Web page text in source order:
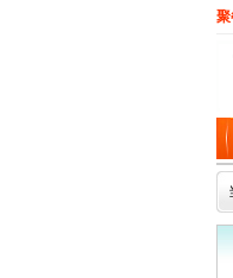
聚